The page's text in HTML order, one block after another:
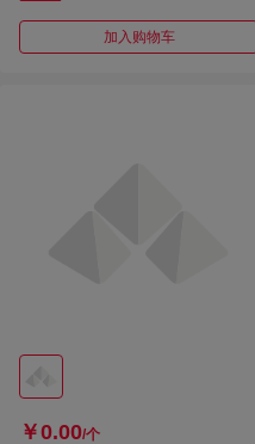
加入购物车
￥0.00/个